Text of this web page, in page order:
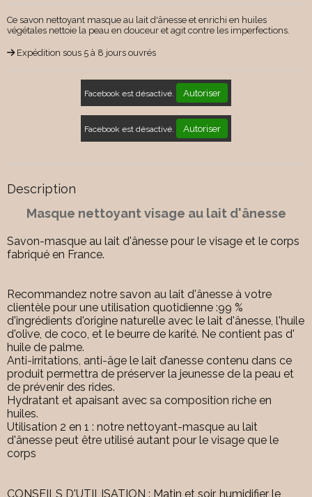
Ce savon nettoyant masque au lait d'ânesse et enrichi en huiles
végétales nettoie la peau en douceur et agit contre les imperfections.
Expédition sous 5 à 8 jours ouvrés
Facebook est désactivé. Autoriser
Facebook est désactivé. Autoriser
Description
Masque nettoyant visage au lait d'ânesse
Savon-masque au lait d'ânesse pour le visage et le corps
fabriqué en France.
Recommandez notre savon au lait d'ânesse à votre
clientèle pour une utilisation quotidienne :99 %
d'ingrédients d'origine naturelle avec le lait d'ânesse, l'huile
d'olive, de coco, et le beurre de karité. Ne contient pas d'
huile de palme.
Anti-irritations, anti-âge le lait d’anesse contenu dans ce
produit permettra de préserver la jeunesse de la peau et
de prévenir des rides.
Hydratant et apaisant avec sa composition riche en
huiles.
Utilisation 2 en 1 : notre nettoyant-masque au lait
d'ânesse peut être utilisé autant pour le visage que le
corps
CONSEILS D'UTILISATION : Matin et soir, humidifier le